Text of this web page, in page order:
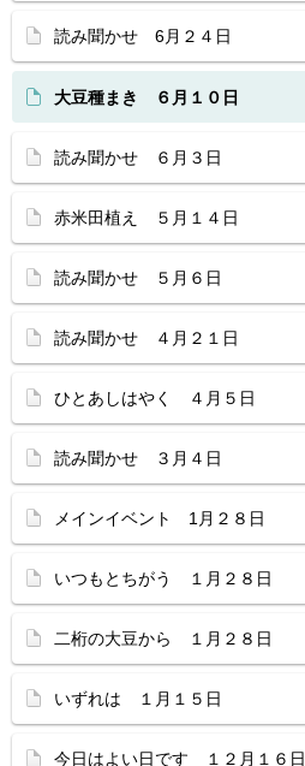
読み聞かせ 6月２４日
大豆種まき ６月１０日
読み聞かせ ６月３日
赤米田植え ５月１４日
読み聞かせ ５月６日
読み聞かせ ４月２１日
ひとあしはやく ４月５日
読み聞かせ ３月４日
メインイベント 1月２８日
いつもとちがう １月２８日
二桁の大豆から １月２８日
いずれは １月１５日
今日はよい日です １２月１６日